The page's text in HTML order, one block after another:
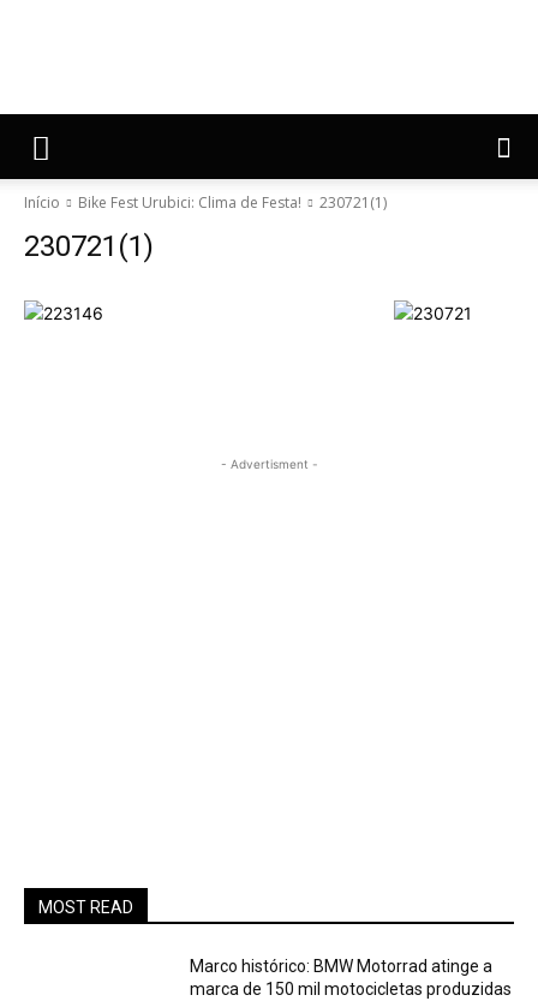
Início Bike Fest Urubici: Clima de Festa! 230721(1)
230721(1)
- Advertisment -
MOST READ
Marco histórico: BMW Motorrad atinge a
marca de 150 mil motocicletas produzidas